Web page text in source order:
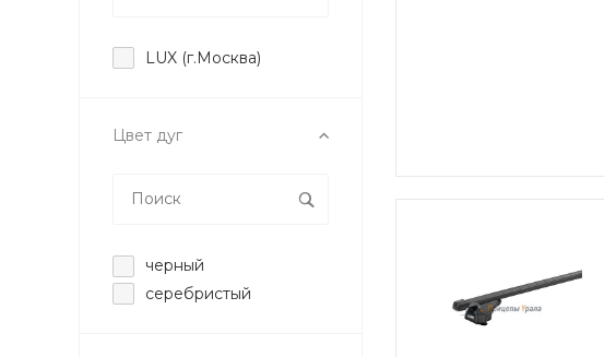
LUX (г.Москва)
Цвет дуг
черный
серебристый